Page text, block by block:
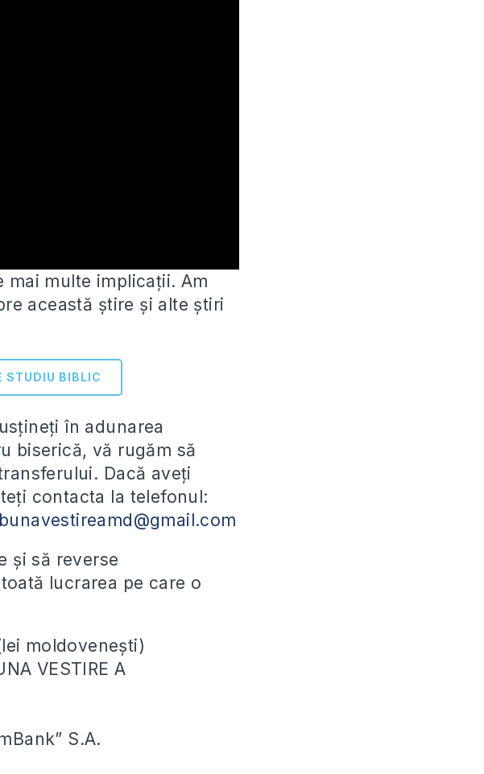
mai multe implicații. Am
această știre și alte știri
STUDIU BIBLIC
în adunarea
biserică, vă rugăm să
Dacă aveți
contacta la telefonul:
bunavestireamd@gmail.com
și să reverse
lucrarea pe care o
moldovenești)
VESTIRE A
S.A.